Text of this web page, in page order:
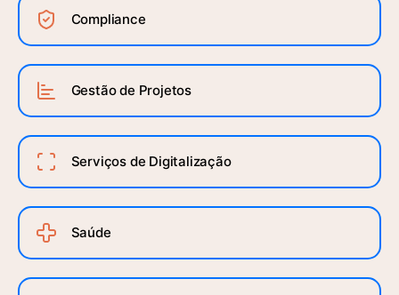
Compliance
Gestão de Projetos
Serviços de Digitalização
Saúde